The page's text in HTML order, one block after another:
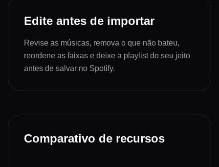
Edite antes de importar
Revise as músicas, remova o que não bateu,
reordene as faixas e deixe a playlist do seu jeito
antes de salvar no Spotify.
Comparativo de recursos